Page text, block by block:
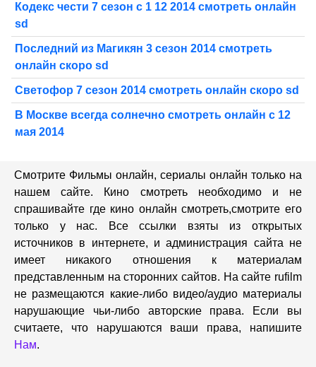
Кодекс чести 7 сезон с 1 12 2014 смотреть онлайн
sd
Последний из Магикян 3 сезон 2014 смотреть
онлайн скоро sd
Светофор 7 сезон 2014 смотреть онлайн скоро sd
В Москве всегда солнечно смотреть онлайн с 12
мая 2014
Смотрите Фильмы онлайн, сериалы онлайн только на
нашем сайте. Кино смотреть необходимо и не
спрашивайте где кино онлайн смотреть,cмотрите его
только у нас. Все ссылки взяты из открытых
источников в интернете, и администрация сайта не
имеет никакого отношения к материалам
представленным на сторонних сайтов. На сайте rufilm
не размещаются какие-либо видео/аудио материалы
нарушающие чьи-либо авторские права. Если вы
считаете, что нарушаются ваши права, напишите
Нам.